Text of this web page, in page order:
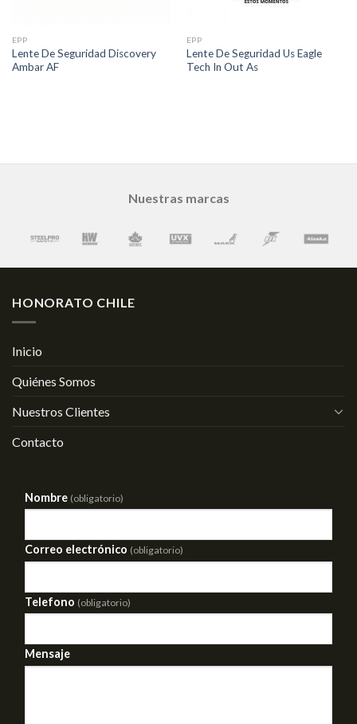
EPP
Lente De Seguridad Discovery
Ambar AF
EPP
Lente De Seguridad Us Eagle
Tech In Out As
Nuestras marcas
HONORATO CHILE
Inicio
Quiénes Somos
Nuestros Clientes
Contacto
Nombre (obligatorio)
Correo electrónico (obligatorio)
Telefono (obligatorio)
Mensaje